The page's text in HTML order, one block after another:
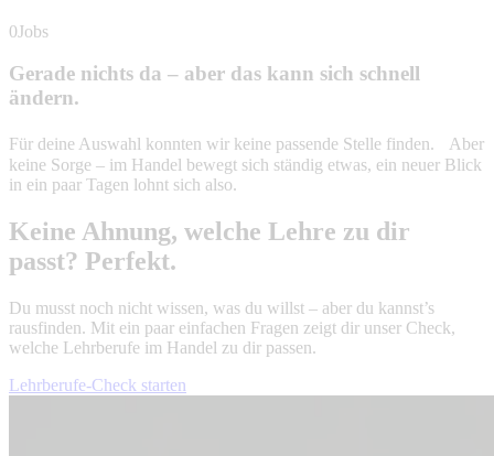
0Jobs
Gerade nichts da – aber das kann sich schnell
ändern.
Für deine Auswahl konnten wir keine passende Stelle finden. Aber
keine Sorge – im Handel bewegt sich ständig etwas, ein neuer Blick
in ein paar Tagen lohnt sich also.
Keine Ahnung, welche Lehre zu dir
passt? Perfekt.
Du musst noch nicht wissen, was du willst – aber du kannst’s
rausfinden. Mit ein paar einfachen Fragen zeigt dir unser Check,
welche Lehrberufe im Handel zu dir passen.
Lehrberufe-Check starten